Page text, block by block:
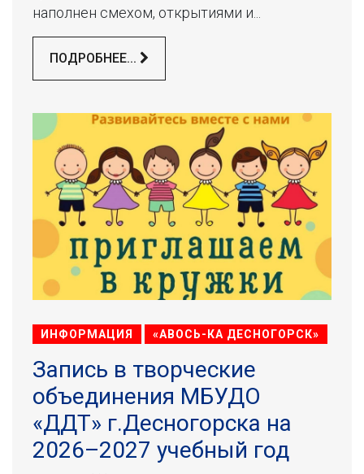
наполнен смехом, открытиями и...
ПОДРОБНЕЕ...
ИНФОРМАЦИЯ «АВОСЬ-КА ДЕСНОГОРСК»
Запись в творческие
объединения МБУДО
«ДДТ» г.Десногорска на
2026–2027 учебный год